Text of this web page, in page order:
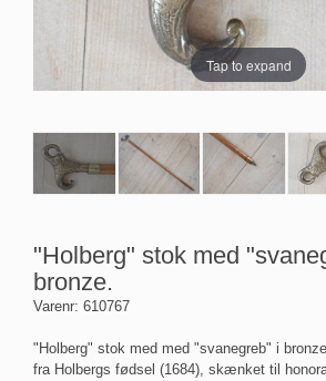
Tap to expand
"Holberg" stok med
bronze.
Varenr: 610767
"Holberg" stok med med "svanegreb" i
fra Holbergs fødsel (1684), skænket til